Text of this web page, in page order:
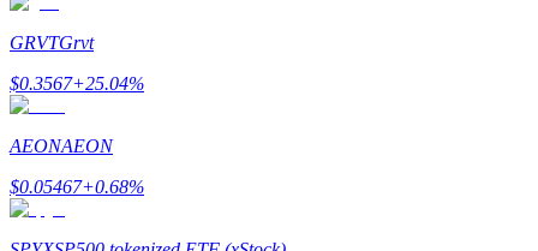
Indicação
Convide um amigo para receber recompensas em dinheiro
BTC Welcome Rewards
GRVTGrvt
$0.3567+25.04%
AEONAEON
$0.05467+0.68%